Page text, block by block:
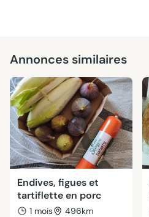
Annonces similaires
Endives, figues et
tartiflette en porc
1 mois 496km